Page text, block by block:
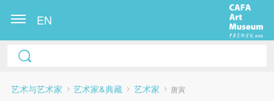
EN
艺术与艺术家 艺术家&典藏 艺术家 唐寅